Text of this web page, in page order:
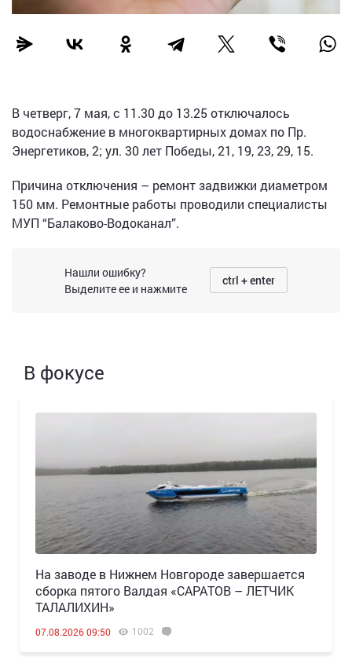
В четверг, 7 мая, с 11.30 до 13.25 отключалось
водоснабжение в многоквартирных домах по Пр.
Энергетиков, 2; ул. 30 лет Победы, 21, 19, 23, 29, 15.
Причина отключения – ремонт задвижки диаметром
150 мм. Ремонтные работы проводили специалисты
МУП “Балаково-Водоканал”.
Нашли ошибку?
Выделите ее и нажмите
ctrl + enter
В фокусе
Н️а заводе в Нижнем Новгороде завершается
сборка пятого Валдая «САРАТОВ – ЛЕТЧИК
ТАЛАЛИХИН»
07.08.2026 09:50 1002